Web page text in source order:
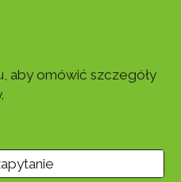
aby omówić szczegóły